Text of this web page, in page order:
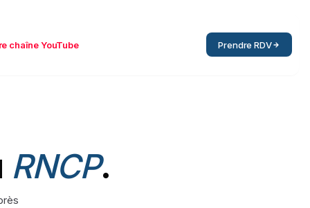
chaîne YouTube Prendre RDV
RNCP.